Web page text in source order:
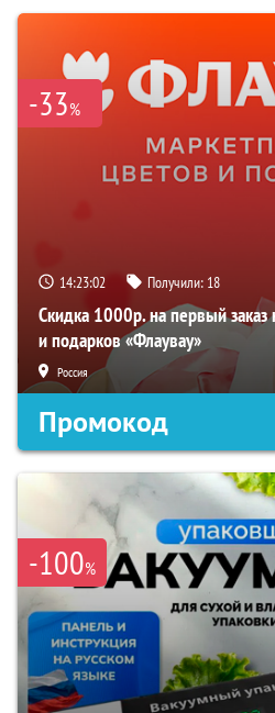
-33%
14:23:01 Получили: 18
Скидка 1000р. на первый заказ
и подарков «Флаувау»
Россия
Промокод
-100%